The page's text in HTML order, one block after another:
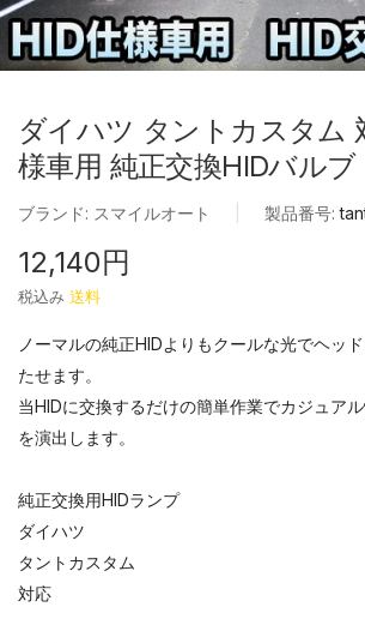
ダイハツ タントカスタ
様車用 純正交換HIDバ
ブランド: スマイルオート 製品番号:
12,140円
税込み 送料
ノーマルの純正HIDよりもクールな光でヘッ
たせます。
当HIDに交換するだけの簡単作業でカジュア
を演出します。
純正交換用HIDランプ
ダイハツ
タントカスタム
対応